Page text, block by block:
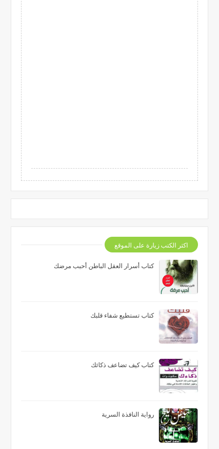
اكثر الكتب زيارة على الموقع
كتاب أسرار العقل الباطن أحبب مرضك
كتاب تستطيع شفاء قلبك
كتاب كيف تضاعف ذكائك
رواية النافذة السرية